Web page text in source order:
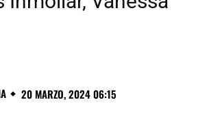
20 MARZO, 2024 06:15